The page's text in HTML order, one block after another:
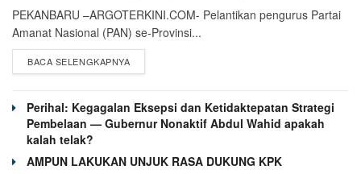
PEKANBARU –ARGOTERKINI.COM- Pelantikan pengurus Partai
Amanat Nasional (PAN) se-Provinsi...
BACA SELENGKAPNYA
Perihal: Kegagalan Eksepsi dan Ketidaktepatan Strategi
Pembelaan — Gubernur Nonaktif Abdul Wahid apakah
kalah telak?
AMPUN LAKUKAN UNJUK RASA DUKUNG KPK